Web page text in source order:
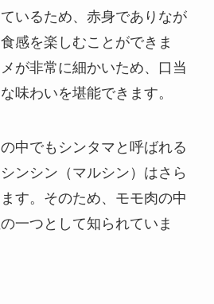
いるため、赤身でありなが
感を楽しむことができま
が非常に細かいため、口当
味わいを堪能できます。
中でもシンタマと呼ばれる
ンシン（マルシン）はさら
す。そのため、モモ肉の中
一つとして知られていま